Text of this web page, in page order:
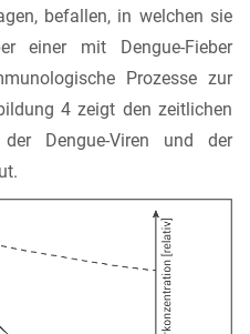
befallen, in welchen sie
einer mit Dengue-Fieber
Prozesse zur
4 zeigt den zeitlichen
Dengue-Viren und der